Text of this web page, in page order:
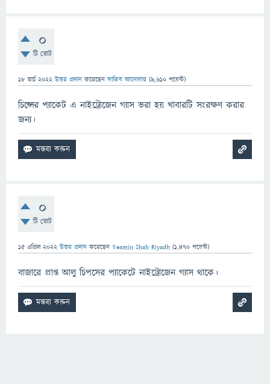
0
টি ভোট
18 মার্চ 2022 উত্তর প্রদান করেছেনসাকিব আনোয়ার (9,610 পয়েন্ট)
চিপ্সের প্যাকেট এ নাইট্রোজেন গ্যাস ভরা হয় খাবারটি সংরক্ষণ করার
জন্য।
0
টি ভোট
15 এপ্রিল 2022 উত্তর প্রদান করেছেন Yeamin Shah Riyadh (1,470 পয়েন্ট)
বাজারে প্রাপ্ত আলু চিপসের প্যাকেটে নাইট্রোজেন গ্যাস থাকে।